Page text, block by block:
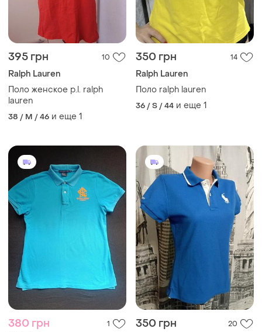
395 грн 10
Ralph Lauren
Поло женское р.l. ralph
lauren
38 / M / 46 и еще 1
350 грн 14
Ralph Lauren
Поло ralph lauren
36 / S / 44 и еще 1
380 грн 1 350 грн 20